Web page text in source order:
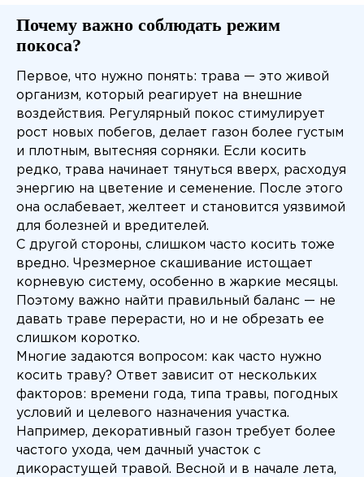
Почему важно соблюдать режим
покоса?
Первое, что нужно понять: трава — это живой
организм, который реагирует на внешние
воздействия. Регулярный покос стимулирует
рост новых побегов, делает газон более густым
и плотным, вытесняя сорняки. Если косить
редко, трава начинает тянуться вверх, расходуя
энергию на цветение и семенение. После этого
она ослабевает, желтеет и становится уязвимой
для болезней и вредителей.
С другой стороны, слишком часто косить тоже
вредно. Чрезмерное скашивание истощает
корневую систему, особенно в жаркие месяцы.
Поэтому важно найти правильный баланс — не
давать траве перерасти, но и не обрезать ее
слишком коротко.
Многие задаются вопросом: как часто нужно
косить траву? Ответ зависит от нескольких
факторов: времени года, типа травы, погодных
условий и целевого назначения участка.
Например, декоративный газон требует более
частого ухода, чем дачный участок с
дикорастущей травой. Весной и в начале лета,